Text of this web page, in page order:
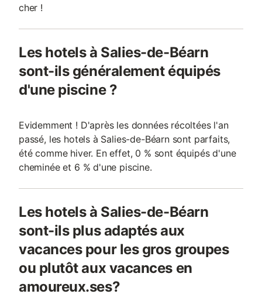
cher !
Les hotels à Salies-de-Béarn
sont-ils généralement équipés
d'une piscine ?
Evidemment ! D'après les données récoltées l'an
passé, les hotels à Salies-de-Béarn sont parfaits,
été comme hiver. En effet, 0 % sont équipés d'une
cheminée et 6 % d'une piscine.
Les hotels à Salies-de-Béarn
sont-ils plus adaptés aux
vacances pour les gros groupes
ou plutôt aux vacances en
amoureux.ses?